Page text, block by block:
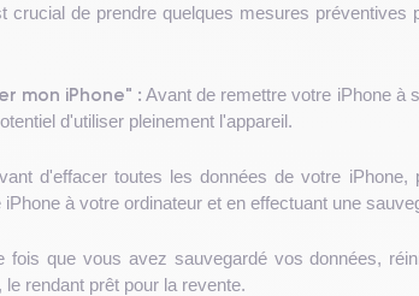
crucial de prendre quelques mesures
mon iPhone" : Avant de remettre votre iPhone à
d'utiliser pleinement l'appareil.
d'effacer toutes les données de votre
à votre ordinateur et en effectuant une
fois que vous avez sauvegardé vos données,
rendant prêt pour la revente.